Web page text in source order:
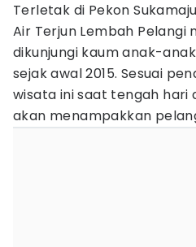
Terletak di Pekon
Air Terjun Lembah Pelangi
dikunjungi kaum anak-
sejak awal 2015. Sesuai
wisata ini saat tengah
akan menampakkan